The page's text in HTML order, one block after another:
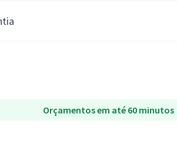
Orçamentos em até 60 minutos